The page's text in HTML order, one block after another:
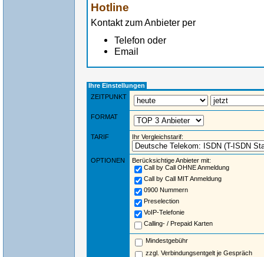
Hotline
Kontakt zum Anbieter per
Telefon oder
Email
Ihre Einstellungen
ZEITPUNKT
FORMAT
TARIF Ihr Vergleichstarif:
OPTIONEN
Berücksichtige Anbieter mit:
Call by Call OHNE Anmeldung
Call by Call MIT Anmeldung
0900 Nummern
Preselection
VoIP-Telefonie
Calling- / Prepaid Karten
Mindestgebühr
zzgl. Verbindungsentgelt je Gespräch